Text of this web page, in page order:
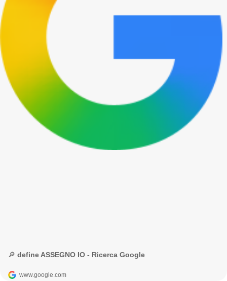
🔎 define ASSEGNO IO - Ricerca Google
www.google.com